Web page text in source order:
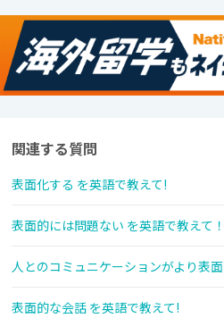
関連する質問
表面化する を英語で教えて!
表面的には問題ない を英語で教えて！
人とのコミュニケーションがより表
表面的な会話 を英語で教えて!